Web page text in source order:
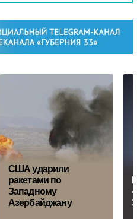
США ударили
ракетами по
Западному
Азербайджану